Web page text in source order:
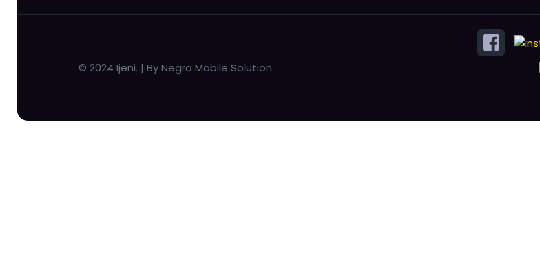
© 2024 Ijeni. | By Negra Mobile Solution